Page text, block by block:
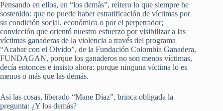
Pensando en ellos, en “los demás”, reitero lo que siempre he
sostenido: que no puede haber estratificación de víctimas por
su condición social, económica o por el perpetrador;
convicción que orientó nuestro esfuerzo por visibilizar a las
víctimas ganaderas de la violencia a través del programa
“Acabar con el Olvido”, de la Fundación Colombia Ganadera,
FUNDAGAN, porque los ganaderos no son menos víctimas,
decía entonces e insisto ahora: porque ninguna víctima lo es
menos o más que las demás.
Así las cosas, liberado “Mane Díaz”, brinca obligada la
pregunta: ¿Y los demás?